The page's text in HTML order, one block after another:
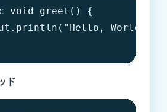
void greet() {
World!");
ド